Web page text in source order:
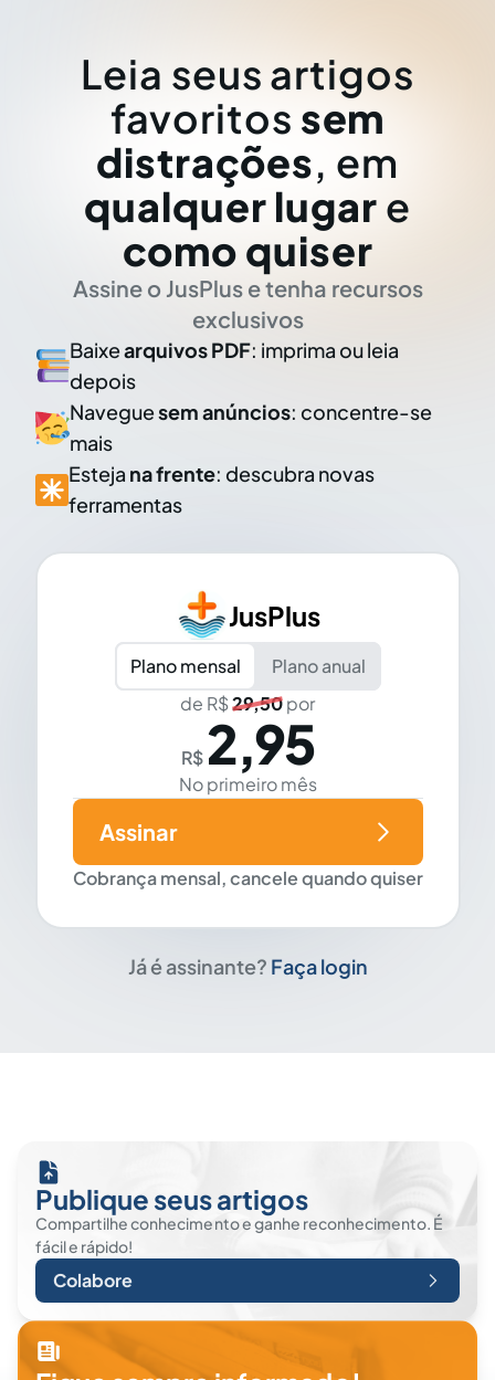
Leia seus artigos
favoritos sem
distrações, em
qualquer lugar e
como quiser
Assine o JusPlus e tenha recursos
exclusivos
Baixearquivos PDF: imprima ou leia
depois
Naveguesem anúncios: concentre-se
mais
Esteja na frente: descubra novas
ferramentas
JusPlus
Plano mensal
Plano anual
de R$29,50por
R$ 2,95
No primeiro mês
Cobrança mensal, cancele quando quiser
Assinar
Já é assinante? Faça login
Publique seus artigos
Compartilhe conhecimento e ganhe reconhecimento. É
fácil e rápido!
Colabore